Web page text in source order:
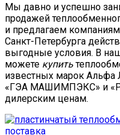
Мы давно и успешно
продажей
и предлагаем
Санкт-Петербурга
выгодные условия. В
можете купить
известных марок Альфа
«ГЭА МАШИМПЭКС» и
дилерским ценам.